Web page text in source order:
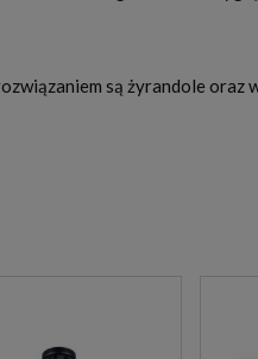
są żyrandole